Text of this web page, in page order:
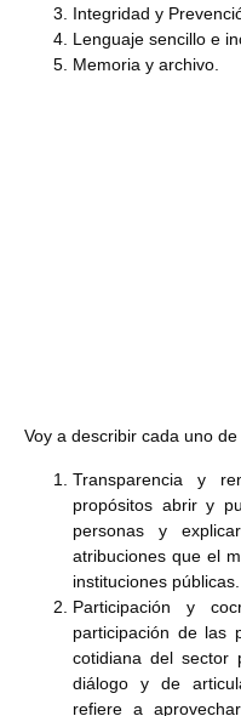
Integridad y
Lenguaje sencillo e
Memoria y archivo.
Voy a describir cada uno
Transparencia y
propósitos abrir y
personas y
atribuciones que el
instituciones públicas.
Participación y
participación de las
cotidiana del sector
diálogo y de
refiere a